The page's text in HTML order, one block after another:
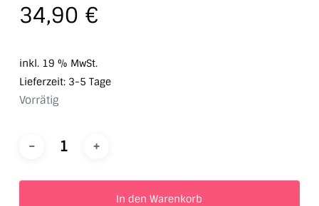
34,90 €
inkl. 19 % MwSt.
Lieferzeit: 3-5 Tage
Vorrätig
In den Warenkorb